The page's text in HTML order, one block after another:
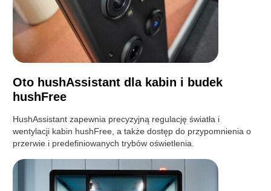
Oto hushAssistant dla kabin i budek
hushFree
HushAssistant zapewnia precyzyjną regulację światła i
wentylacji kabin hushFree, a także dostęp do przypomnienia o
przerwie i predefiniowanych trybów oświetlenia.